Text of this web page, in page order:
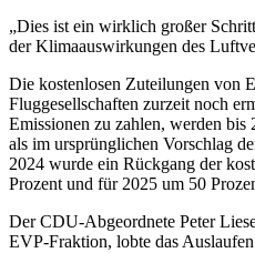
„Dies ist ein wirklich großer
der Klimaauswirkungen des
Die kostenlosen Zuteilungen von
Fluggesellschaften zurzeit noch
Emissionen zu zahlen, werden bis
als im ursprünglichen Vorschlag
2024 wurde ein Rückgang der
Prozent und für 2025 um 50
Der CDU-Abgeordnete Peter
EVP-Fraktion, lobte das